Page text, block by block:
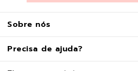
Sobre nós
Precisa de ajuda?